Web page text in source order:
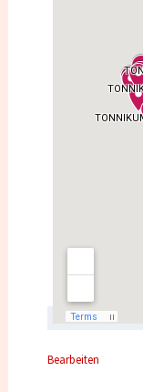
Bearbeiten